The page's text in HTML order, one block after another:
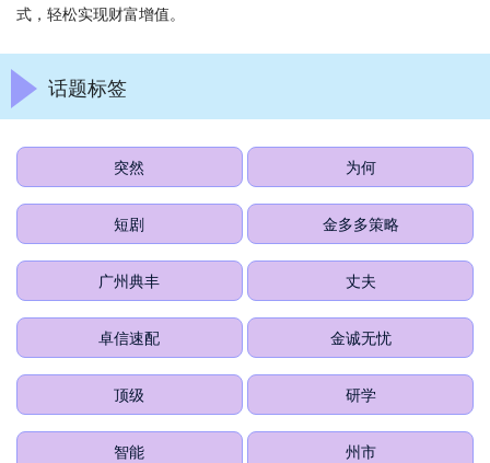
式，轻松实现财富增值。
话题标签
突然 为何
短剧 金多多策略
广州典丰 丈夫
卓信速配 金诚无忧
顶级 研学
智能 州市